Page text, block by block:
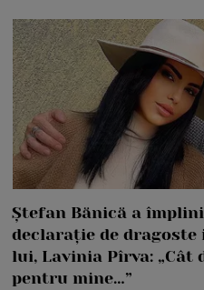
Ștefan Bănică a
declarație de
lui, Lavinia Pîrva: „Cât
pentru mine…”